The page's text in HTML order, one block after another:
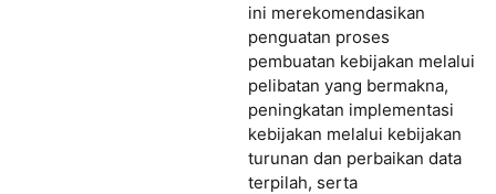
ini merekomendasikan
penguatan proses
pembuatan kebijakan melalui
pelibatan yang bermakna,
peningkatan implementasi
kebijakan melalui kebijakan
turunan dan perbaikan data
terpilah, serta